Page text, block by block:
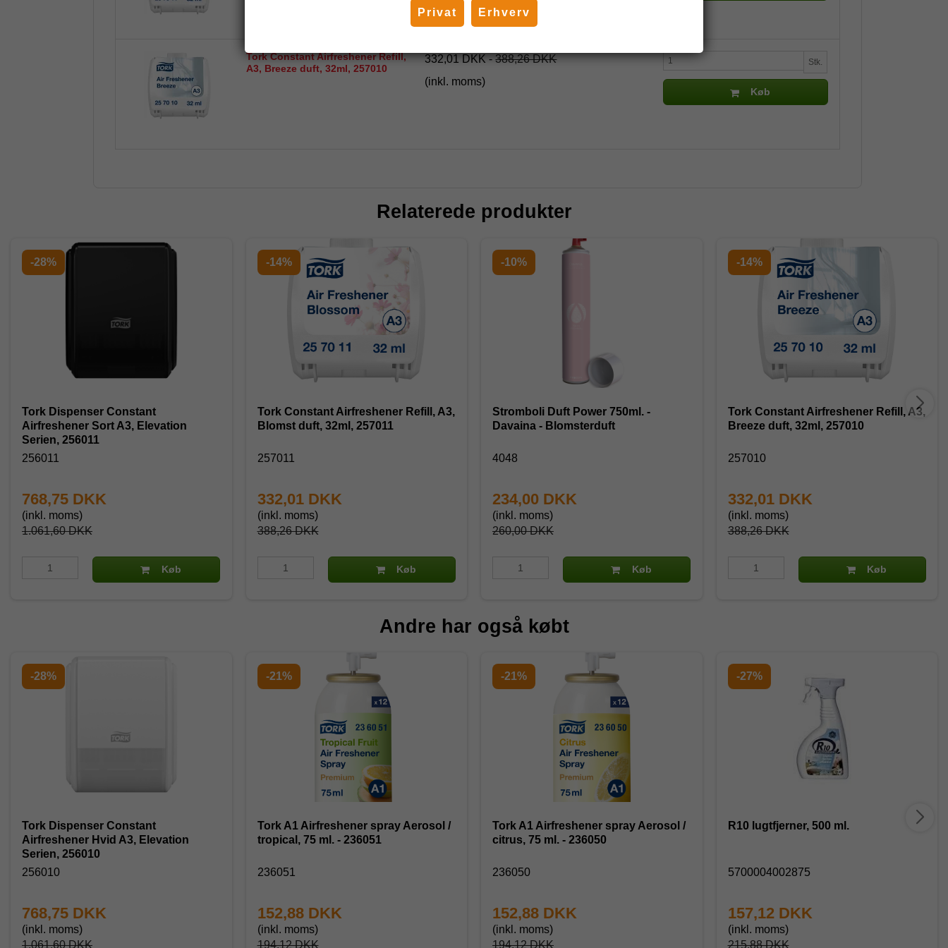
Tork Constant Airfreshener Refill,
A3, Breeze duft, 32ml, 257010
332,01 DKK-388,26 DKK
(inkl. moms)
Stk.
Køb
Relaterede produkter
-28%
Tork Dispenser Constant
Airfreshener Sort A3, Elevation
Serien, 256011
256011
1.061,60 DKK
768,75 DKK
(inkl. moms)
Køb
-14%
Tork Constant Airfreshener Refill, A3,
Blomst duft, 32ml, 257011
257011
388,26 DKK
332,01 DKK
(inkl. moms)
Køb
-10%
Stromboli Duft Power 750ml. -
Davaina - Blomsterduft
4048
260,00 DKK
234,00 DKK
(inkl. moms)
Køb
-14%
Tork Constant Airfreshener Refill, A3,
Breeze duft, 32ml, 257010
257010
388,26 DKK
332,01 DKK
(inkl. moms)
Køb
Andre har også købt
-28%
Tork Dispenser Constant
Airfreshener Hvid A3, Elevation
Serien, 256010
256010
1.061,60 DKK
768,75 DKK
(inkl. moms)
-21%
Tork A1 Airfreshener spray Aerosol /
tropical, 75 ml. - 236051
236051
194,12 DKK
152,88 DKK
(inkl. moms)
-21%
Tork A1 Airfreshener spray Aerosol /
citrus, 75 ml. - 236050
236050
194,12 DKK
152,88 DKK
(inkl. moms)
-27%
R10 lugtfjerner, 500 ml.
5700004002875
215,88 DKK
157,12 DKK
(inkl. moms)
Privat Erhverv